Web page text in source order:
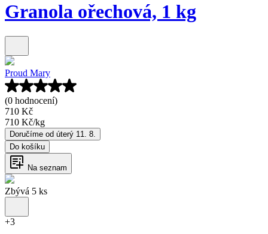
Granola ořechová, 1 kg
Proud Mary
(0 hodnocení)
710 Kč
710 Kč/kg
Doručíme od úterý 11. 8.
Do košíku
Na seznam
Zbývá 5 ks
+3